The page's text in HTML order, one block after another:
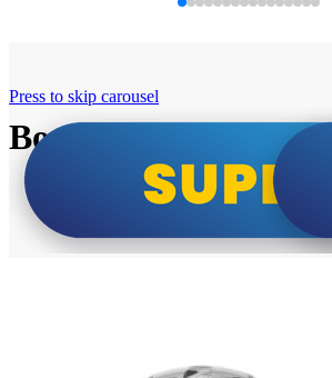
Bosch super cene
Press to skip carousel